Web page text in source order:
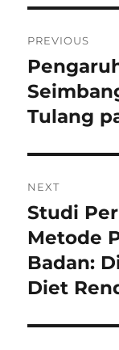
pos
PREVIOUS
Previous
post:
Tulang
NEXT
Next
post:
Studi
Metode
Badan:
Diet